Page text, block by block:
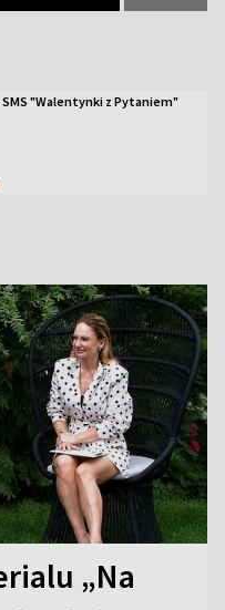
"Walentynki z Pytaniem"
„Na